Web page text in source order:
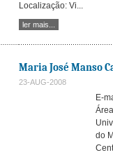
Localização: Vi...
ler mais...
Maria José Manso
23-AUG-2008
E-
do